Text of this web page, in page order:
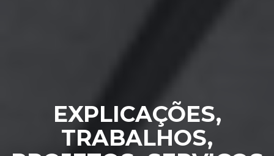
EXPLICAÇÕES,
TRABALHOS,